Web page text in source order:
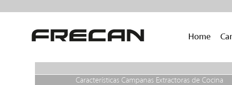
Home
Características Campanas Extractoras de Cocina